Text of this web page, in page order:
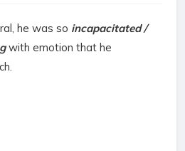
he was so incapacitated /
with emotion that he